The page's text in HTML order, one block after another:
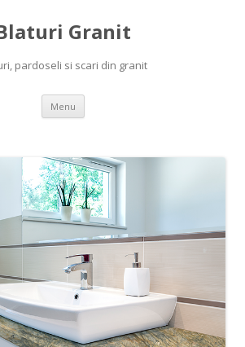
Granit
pardoseli si scari din granit
Menu Skip to content